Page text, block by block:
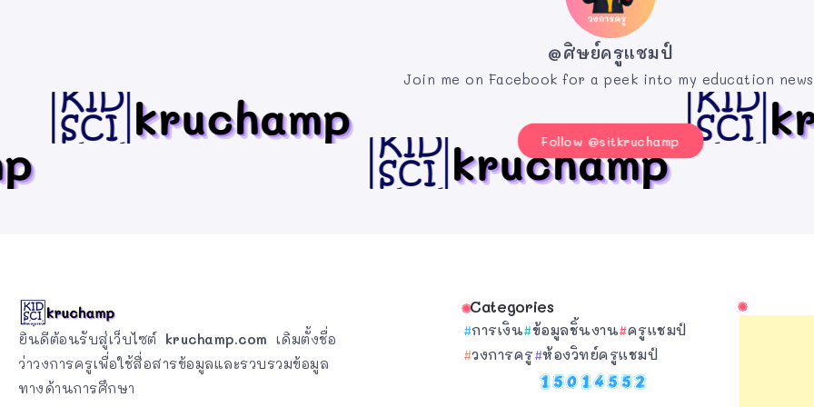
@ศิษย์ครูแชมป์
Join me on Facebook for a peek into my education
Follow @sitkruchamp
ยินดีต้อนรับสู่เว็บไซต์ kruchamp.com เดิมตั้งชื่อ
ว่าวงการครูเพื่อใช้สื่อสารข้อมูลและรวบรวมข้อมูล
ทางด้านการศึกษา
Categories
การเงิน ข้อมูลชิ้นงาน ครูแชมป์
วงการครู ห้องวิทย์ครูแชมป์